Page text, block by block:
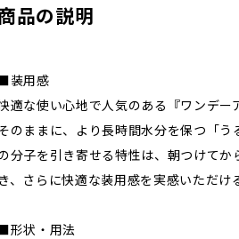
品の説明
装用感
適な使い心地で人気のある『ワンデ
のままに、より長時間水分を保つ「
分子を引き寄せる特性は、朝つけて
き、さらに快適な装用感を実感いただけ
形状・用法